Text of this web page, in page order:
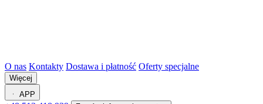
O nas Kontakty Dostawa i płatność Oferty specjalne
Więcej
APP